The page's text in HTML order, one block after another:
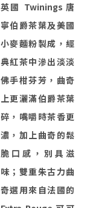
英國 Twinings 唐
寧伯爵茶葉及美國
小麥麵粉製成，經
典紅茶中滲出淡淡
佛手柑芬芳，曲奇
上更灑滿伯爵茶葉
碎，嘴嚼時茶香更
濃，加上曲奇的鬆
脆口感，別具滋
味；雙重朱古力曲
奇選用來自法國的